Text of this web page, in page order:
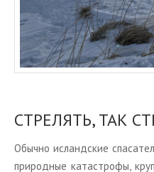
СТРЕ­ЛЯТЬ, ТАК
Обыч­но ис­ланд­ские
при­род­ные ка­та­стро­фы,